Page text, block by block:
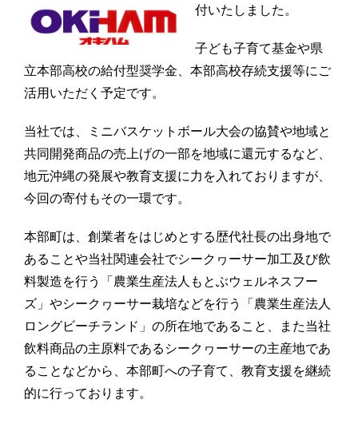
付いたしました。
子ども子育て基金や県
立本部高校の給付型奨学金、本部高校存続支援等にご
活用いただく予定です。
当社では、ミニバスケットボール大会の協賛や地域と
共同開発商品の売上げの一部を地域に還元するなど、
地元沖縄の発展や教育支援に力を入れておりますが、
今回の寄付もその一環です。
本部町は、創業者をはじめとする歴代社長の出身地で
あることや当社関連会社でシークヮーサー加工及び飲
料製造を行う「農業生産法人もとぶウェルネスフー
ズ」やシークヮーサー栽培などを行う「農業生産法人
ロングビーチランド」の所在地であること、また当社
飲料商品の主原料であるシークヮーサーの主産地であ
ることなどから、本部町への子育て、教育支援を継続
的に行っております。